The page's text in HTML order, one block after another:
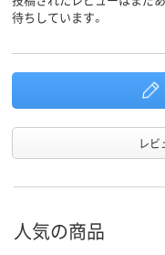
待ちしています。
レビ
人気の商品